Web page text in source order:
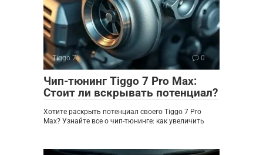
Tiggo 7 0
Чип-тюнинг Tiggo 7 Pro Max:
Стоит ли вскрывать потенциал?
Хотите раскрыть потенциал своего Tiggo 7 Pro
Max? Узнайте все о чип-тюнинге: как увеличить